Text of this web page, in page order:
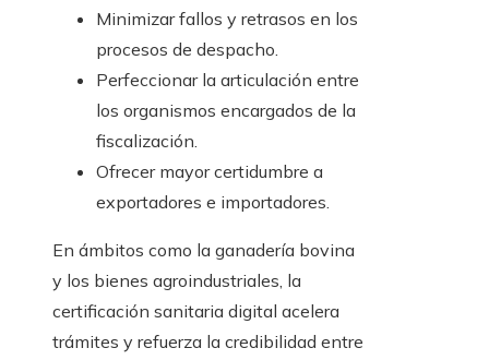
Minimizar fallos y retrasos en los
procesos de despacho.
Perfeccionar la articulación entre
los organismos encargados de la
fiscalización.
Ofrecer mayor certidumbre a
exportadores e importadores.
En ámbitos como la ganadería bovina
y los bienes agroindustriales, la
certificación sanitaria digital acelera
trámites y refuerza la credibilidad entre